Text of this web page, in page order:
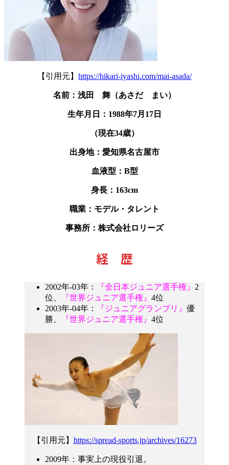
【引用元】 https://hikari-iyashi.com/mai-asada/
名前：浅田 舞（あさだ まい）
生年月日：1988年7月17日
（現在34歳）
出身地：愛知県名古屋市
血液型：B型
身長：163cm
職業：モデル・タレント
事務所：株式会社ロリーズ
経 歴
2002年‐03年： 『全日本ジュニア選手権』 2
位、
『世界ジュニア選手権』 4位
2003年‐04年：
『ジュニアグランプリ』 優
勝、
『世界ジュニア選手権』 4位
【引用元】 https://spread-sports.jp/archives/16273
2009年：事実上の現役引退。